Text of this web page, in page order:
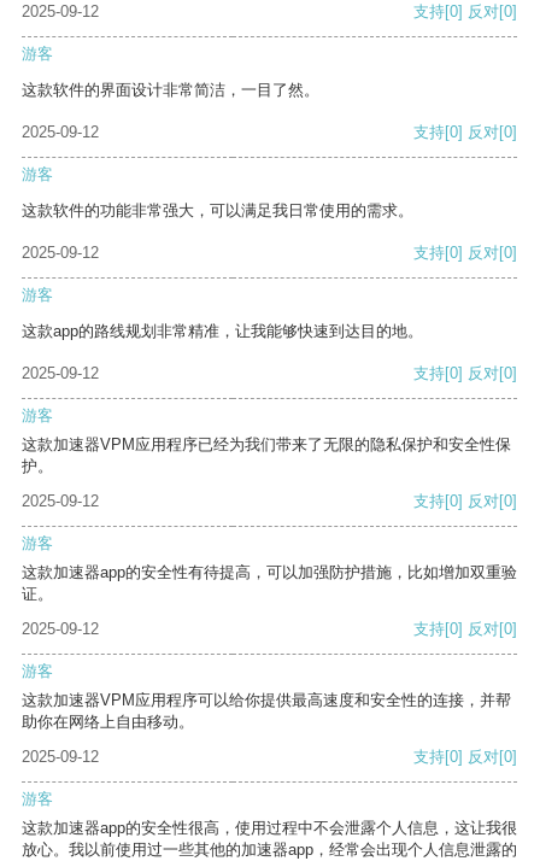
2025-09-12 支持[0] 反对[0]
游客
这款软件的界面设计非常简洁，一目了然。
2025-09-12 支持[0] 反对[0]
游客
这款软件的功能非常强大，可以满足我日常使用的需求。
2025-09-12 支持[0] 反对[0]
游客
这款app的路线规划非常精准，让我能够快速到达目的地。
2025-09-12 支持[0] 反对[0]
游客
这款加速器VPM应用程序已经为我们带来了无限的隐私保护和安全性保
护。
2025-09-12
支持[0] 反对[0]
游客
这款加速器app的安全性有待提高，可以加强防护措施，比如增加双重验
证。
2025-09-12
支持[0] 反对[0]
游客
这款加速器VPM应用程序可以给你提供最高速度和安全性的连接，并帮
助你在网络上自由移动。
2025-09-12
支持[0] 反对[0]
游客
这款加速器app的安全性很高，使用过程中不会泄露个人信息，这让我很
放心。我以前使用过一些其他的加速器app，经常会出现个人信息泄露的